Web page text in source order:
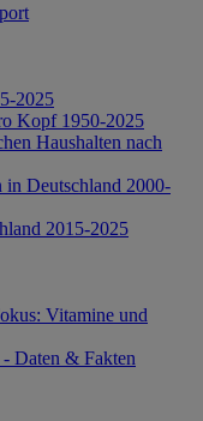
2025
Kopf 1950-2025
Haushalten nach
Deutschland 2000-
2015-2025
Vitamine und
Daten & Fakten